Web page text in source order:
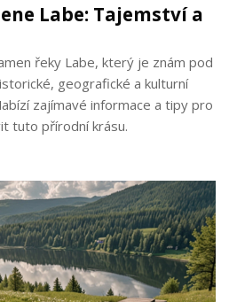
Labe: Tajemství a
řeky Labe, který je znám pod
geografické a kulturní
zajímavé informace a tipy pro
tuto přírodní krásu.